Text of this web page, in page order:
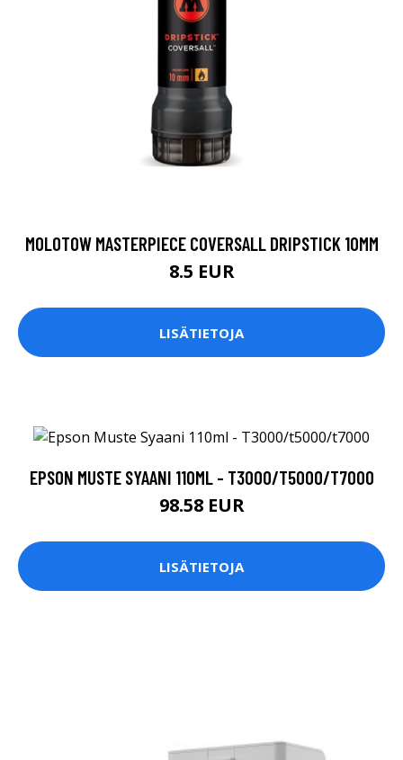
MOLOTOW MASTERPIECE COVERSALL DRIPSTICK 10MM
8.5 EUR
LISÄTIETOJA
EPSON MUSTE SYAANI 110ML - T3000/T5000/T7000
98.58 EUR
LISÄTIETOJA